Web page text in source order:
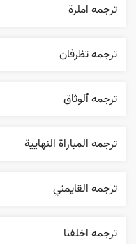
ترجمه املرة
ترجمه تظرفان
ترجمه ٱلوثاق
ترجمه المباراة النهایية
ترجمه القایمني
ترجمه اخلفنا